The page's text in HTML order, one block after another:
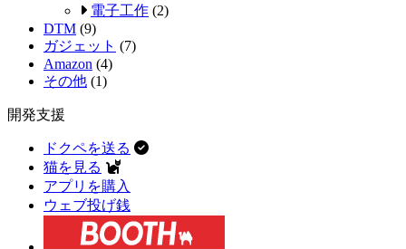
電子工作 (2)
DTM (9)
ガジェット (7)
Amazon (4)
その他 (1)
開発支援
ドクペを送る
猫を見る
アプリを購入
ウェブ投げ銭